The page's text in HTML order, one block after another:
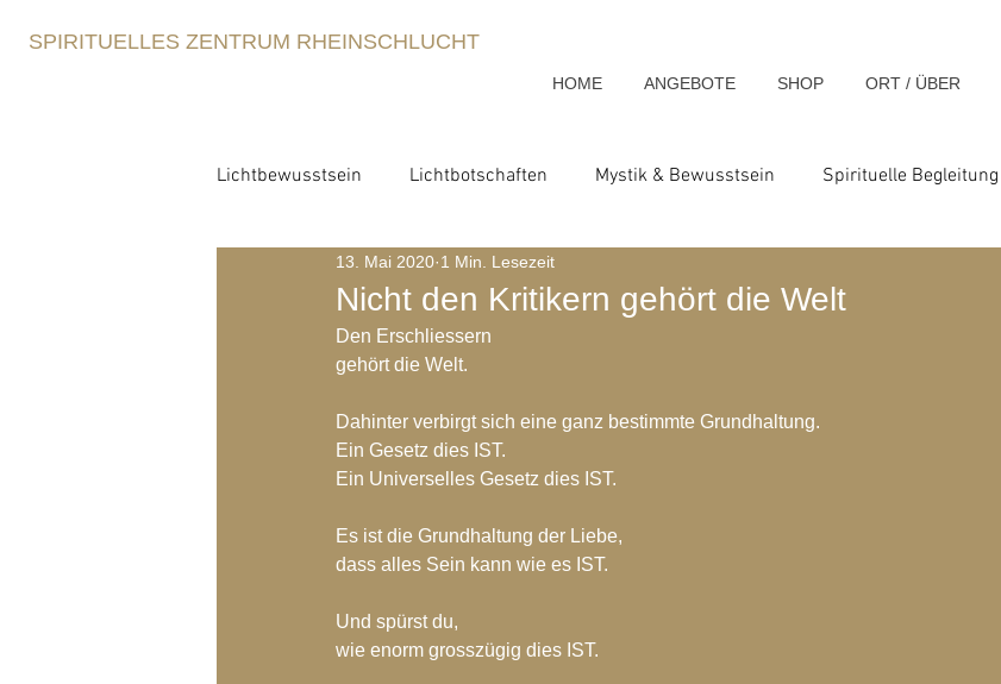
SPIRITUELLES ZENTRUM RHEINSCHLUCHT
HOME ANGEBOTE SHOP ORT / ÜBER
Lichtbewusstsein Lichtbotschaften Mystik & Bewusstsein Spirituelle Begleitung
Lichtbewusstsein Lichtmensch & Homo Luminous
Spirituelle Erziehung
Blog-Archiv-2021 Blog-Archiv-2020
Blog-Archiv-2018 Blog-Archiv-2017
Nicht den Kritikern gehört die Welt
13. Mai 2020 1 Min. Lesezeit
Den Erschliessern
gehört die Welt.
Dahinter verbirgt sich eine ganz bestimmte Grundhaltung.
Ein Gesetz dies IST.
Ein Universelles Gesetz dies IST.
Es ist die Grundhaltung der Liebe,
dass alles Sein kann wie es IST.
Und spürst du,
wie enorm grosszügig dies IST.